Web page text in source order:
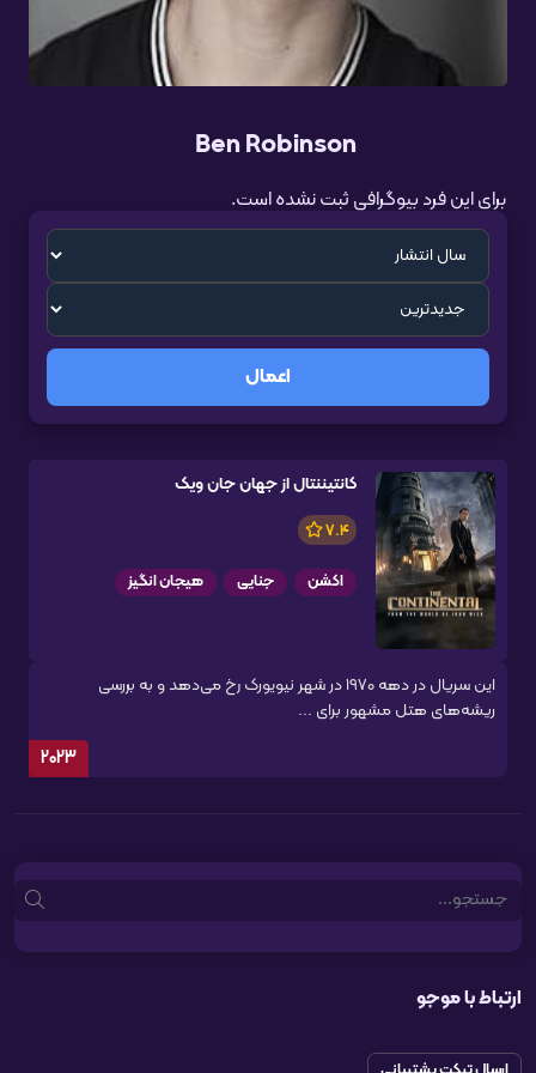
Ben Robinson
برای این فرد بیوگرافی ثبت نشده است.
اعمال
کانتیننتال از جهان جان ویک
7.4
اکشن جنایی هیجان انگیز
این سریال در دهه 1970 در شهر نیویورک رخ می‌دهد و به بررسی
ریشه‌های هتل مشهور برای ...
2023
Search
ارتباط با موجو